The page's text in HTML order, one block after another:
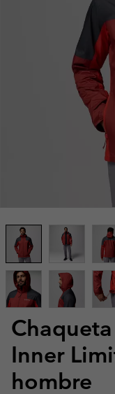
Inner
hombre